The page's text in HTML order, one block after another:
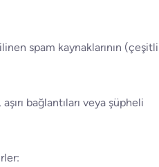
spam kaynaklarının (çeşitli
bağlantıları veya şüpheli